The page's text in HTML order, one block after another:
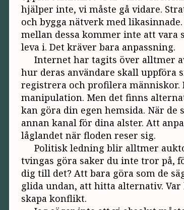
hjälper inte, vi måste gå vidare.
och bygga nätverk med
mellan dessa kommer inte att vara
leva i. Det kräver bara anpassning.
Internet har tagits över alltmer
hur deras användare skall uppföra
registrera och profilera
manipulation. Men det finns
kan göra din egen hemsida. När
annan kanal för dina alster. Att
låglandet när floden reser sig.
Politisk ledning blir alltmer
tvingas göra saker du inte tror på,
dig till det? Att bara göra som de
glida undan, att hitta alternativ.
skapa konflikt.